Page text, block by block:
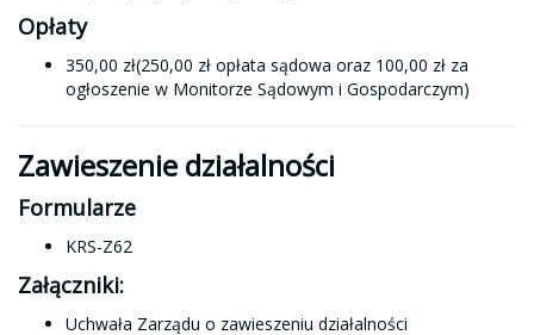
Opłaty
350,00 zł(250,00 zł opłata sądowa oraz 100,00 zł za
ogłoszenie w Monitorze Sądowym i Gospodarczym)
Zawieszenie działalności
Formularze
KRS-Z62
Załączniki:
Uchwała Zarządu o zawieszeniu działalności